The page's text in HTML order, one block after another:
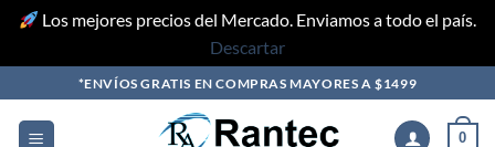
Los mejores precios del Mercado. Enviamos a todo el país.
Descartar
to
content
*ENVÍOS GRATIS EN COMPRAS MAYORES A $1499
0